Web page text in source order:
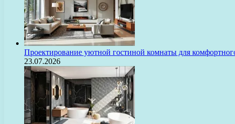
Проектирование уютной гостиной комнаты для
23.07.2026